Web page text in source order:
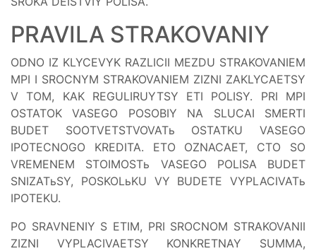
PRAVILA STRAKOVANIY
ODNO IZ KLYCEVYK RAZLICII MEZDU STRAKOVANIEM
MPI I SROCNYM STRAKOVANIEM ZIZNI ZAKLYCAETSY
V TOM, KAK REGULIRUYTSY ETI POLISY. PRI MPI
OSTATOK VASEGO POSOBIY NA SLUCAI SMERTI
BUDET SOOTVETSTVOVATь OSTATKU VASEGO
IPOTECNOGO KREDITA. ETO OZNACAET, CTO SO
VREMENEM STOIMOSTь VASEGO POLISA BUDET
SNIZATьSY, POSKOLьKU VY BUDETE VYPLACIVATь
IPOTEKU.
PO SRAVNENIY S ETIM, PRI SROCNOM STRAKOVANII
ZIZNI VYPLACIVAETSY KONKRETNAY SUMMA,